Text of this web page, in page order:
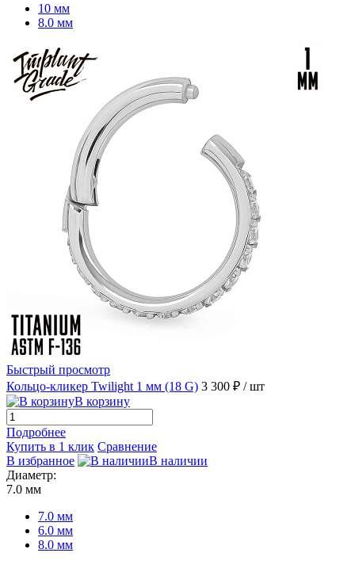
10 мм
8.0 мм
Быстрый просмотр
Кольцо-кликер Twilight 1 мм (18 G) 3 300 ₽ / шт
В корзину
Подробнее
Купить в 1 клик Сравнение
В избранное
В наличии
Диаметр:
7.0 мм
7.0 мм
6.0 мм
8.0 мм